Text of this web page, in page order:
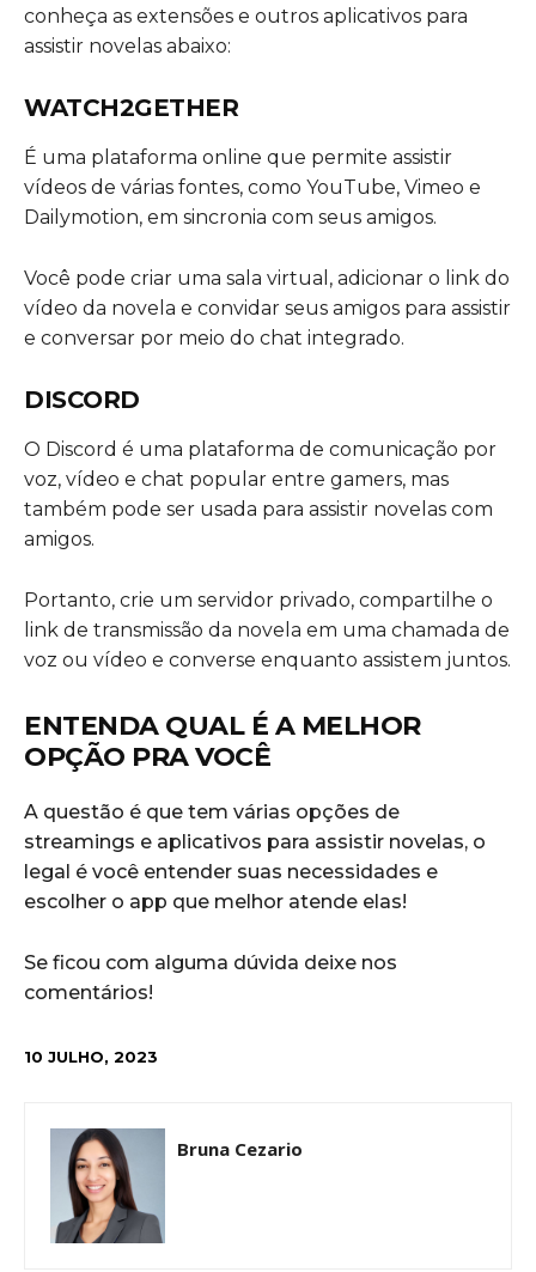
conheça as extensões e outros aplicativos para
assistir novelas abaixo:
WATCH2GETHER
É uma plataforma online que permite assistir
vídeos de várias fontes, como YouTube, Vimeo e
Dailymotion, em sincronia com seus amigos.
Você pode criar uma sala virtual, adicionar o link do
vídeo da novela e convidar seus amigos para assistir
e conversar por meio do chat integrado.
DISCORD
O Discord é uma plataforma de comunicação por
voz, vídeo e chat popular entre gamers, mas
também pode ser usada para assistir novelas com
amigos.
Portanto, crie um servidor privado, compartilhe o
link de transmissão da novela em uma chamada de
voz ou vídeo e converse enquanto assistem juntos.
ENTENDA QUAL É A MELHOR
OPÇÃO PRA VOCÊ
A questão é que tem várias opções de
streamings e aplicativos para assistir novelas, o
legal é você entender suas necessidades e
escolher o app que melhor atende elas!
Se ficou com alguma dúvida deixe nos
comentários!
10 JULHO, 2023
Bruna Cezario